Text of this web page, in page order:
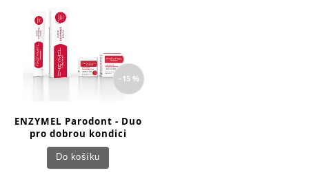
–15 %
ENZYMEL Parodont - Duo
pro dobrou kondici
Do košíku